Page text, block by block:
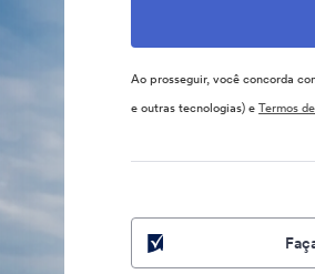
Ao prosseguir, você concorda
e outras tecnologias) eTermos